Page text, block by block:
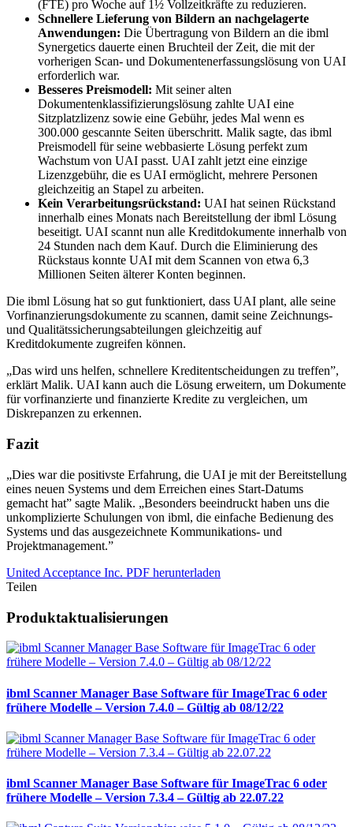
(FTE) pro Woche auf 1½ Vollzeitkräfte zu reduzieren.
Schnellere Lieferung von Bildern an nachgelagerte
Anwendungen: Die Übertragung von Bildern an die ibml
Synergetics dauerte einen Bruchteil der Zeit, die mit der
vorherigen Scan- und Dokumentenerfassungslösung von UAI
erforderlich war.
Besseres Preismodell: Mit seiner alten
Dokumentenklassifizierungslösung zahlte UAI eine
Sitzplatzlizenz sowie eine Gebühr, jedes Mal wenn es
300.000 gescannte Seiten überschritt. Malik sagte, das ibml
Preismodell für seine webbasierte Lösung perfekt zum
Wachstum von UAI passt. UAI zahlt jetzt eine einzige
Lizenzgebühr, die es UAI ermöglicht, mehrere Personen
gleichzeitig an Stapel zu arbeiten.
Kein Verarbeitungsrückstand: UAI hat seinen Rückstand
innerhalb eines Monats nach Bereitstellung der ibml Lösung
beseitigt. UAI scannt nun alle Kreditdokumente innerhalb von
24 Stunden nach dem Kauf. Durch die Eliminierung des
Rückstaus konnte UAI mit dem Scannen von etwa 6,3
Millionen Seiten älterer Konten beginnen.
Die ibml Lösung hat so gut funktioniert, dass UAI plant, alle seine
Vorfinanzierungsdokumente zu scannen, damit seine Zeichnungs-
und Qualitätssicherungsabteilungen gleichzeitig auf
Kreditdokumente zugreifen können.
„Das wird uns helfen, schnellere Kreditentscheidungen zu treffen”,
erklärt Malik. UAI kann auch die Lösung erweitern, um Dokumente
für vorfinanzierte und finanzierte Kredite zu vergleichen, um
Diskrepanzen zu erkennen.
Fazit
„Dies war die positivste Erfahrung, die UAI je mit der Bereitstellung
eines neuen Systems und dem Erreichen eines Start-Datums
gemacht hat” sagte Malik. „Besonders beeindruckt haben uns die
unkomplizierte Schulungen von ibml, die einfache Bedienung des
Systems und das ausgezeichnete Kommunikations- und
Projektmanagement.”
United Acceptance Inc. PDF herunterladen
Teilen
Produktaktualisierungen
ibml Scanner Manager Base Software für ImageTrac 6 oder
frühere Modelle – Version 7.4.0 – Gültig ab 08/12/22
ibml Scanner Manager Base Software für ImageTrac 6 oder
frühere Modelle – Version 7.3.4 – Gültig ab 22.07.22